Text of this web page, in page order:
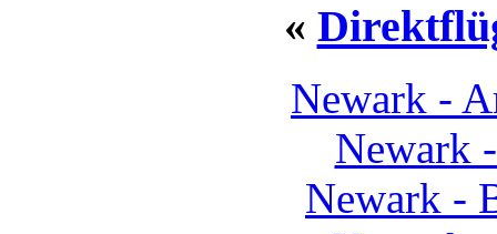
«
Newark -
Newark
Newark -